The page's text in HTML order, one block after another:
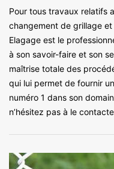
Pour tous travaux relatifs
changement de grillage
Elagage est le
à son savoir-faire et son
maîtrise totale des
qui lui permet de fournir
numéro 1 dans son
n’hésitez pas à le